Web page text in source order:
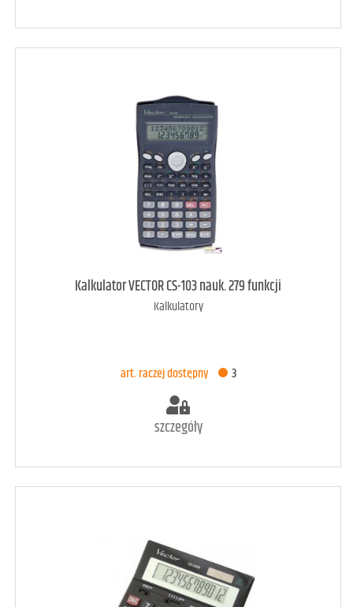
art. dostępny 24
Kalkulator VECTOR CS-103 nauk. 279 funkcji
Kalkulatory
art. raczej dostępny 3
szczegóły